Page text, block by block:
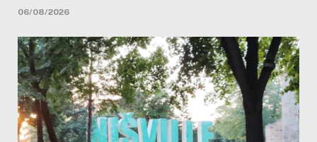
06/08/2026